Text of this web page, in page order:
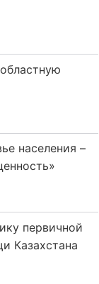
населения –
первичной
Казахстана